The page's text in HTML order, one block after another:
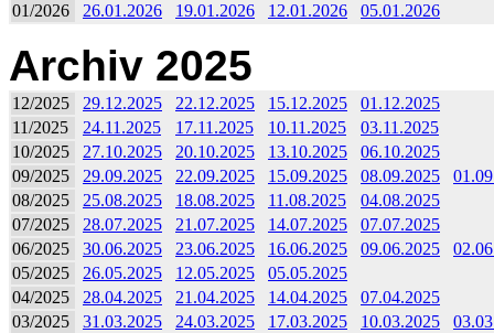
01/2026
26.01.2026 19.01.2026 12.01.2026 05.01.2026
Archiv 2025
12/2025 29.12.2025 22.12.2025 15.12.2025
01.12.2025
11/2025
24.11.2025 17.11.2025 10.11.2025
03.11.2025
10/2025
27.10.2025 20.10.2025 13.10.2025
06.10.2025
09/2025
29.09.2025 22.09.2025 15.09.2025 08.09.2025
08/2025
25.08.2025 18.08.2025 11.08.2025
04.08.2025
07/2025
28.07.2025 21.07.2025 14.07.2025
07.07.2025
06/2025
30.06.2025 23.06.2025 16.06.2025 09.06.2025
05/2025
26.05.2025 12.05.2025
05.05.2025
04/2025
28.04.2025 21.04.2025 14.04.2025
07.04.2025
03/2025
31.03.2025 24.03.2025 17.03.2025 10.03.2025